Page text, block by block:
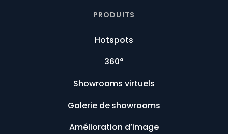
PRODUITS
Hotspots
360°
Showrooms virtuels
Galerie de showrooms
Amélioration d’image